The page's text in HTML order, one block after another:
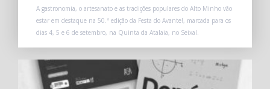
A gastronomia, o artesanato e as tradições populares do Alto Minho vão
estar em destaque na 50.ª edição da Festa do Avante!, marcada para os
dias 4, 5 e 6 de setembro, na Quinta da Atalaia, no Seixal.